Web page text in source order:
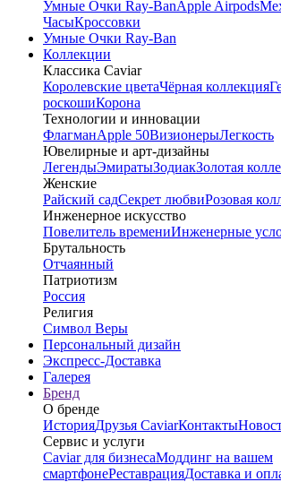
Умные Очки Ray-BanApple Airpods
ЧасыКроссовки
Умные Очки Ray-Ban
Коллекции
Классика Caviar
Королевские цветаЧёрная коллекция
роскошиКорона
Технологии и инновации
ФлагманApple 50ВизионерыЛегкость
Ювелирные и арт-дизайны
ЛегендыЭмиратыЗодиакЗолотая
Женские
Райский садСекрет любвиРозовая
Инженерное искусство
Повелитель времениИнженерные
Брутальность
Отчаянный
Патриотизм
Россия
Религия
Символ Веры
Персональный дизайн
Экспресс-Доставка
Галерея
Бренд
О бренде
ИсторияДрузья CaviarКонтакты
Сервис и услуги
Caviar для бизнесаМоддинг на вашем
смартфонеРеставрацияДоставка и